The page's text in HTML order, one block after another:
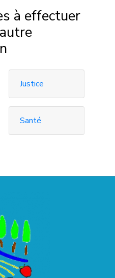
à effectuer
Justice
Santé